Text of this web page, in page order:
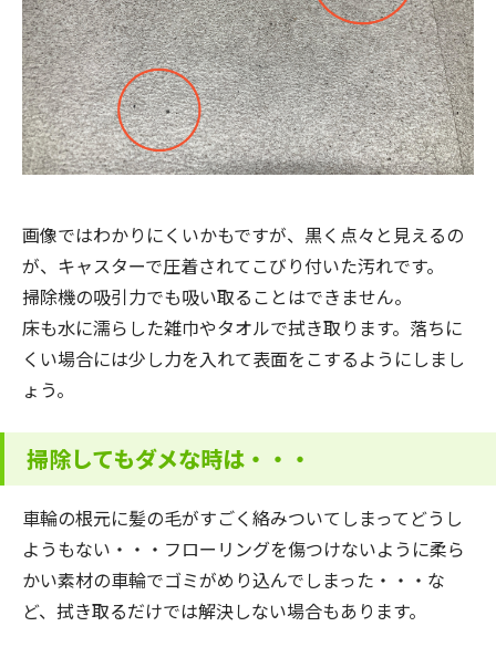
画像ではわかりにくいかもですが、黒く点々と見えるの
が、キャスターで圧着されてこびり付いた汚れです。
掃除機の吸引力でも吸い取ることはできません。
床も水に濡らした雑巾やタオルで拭き取ります。落ちに
くい場合には少し力を入れて表面をこするようにしまし
ょう。
掃除してもダメな時は・・・
車輪の根元に髪の毛がすごく絡みついてしまってどうし
ようもない・・・フローリングを傷つけないように柔ら
かい素材の車輪でゴミがめり込んでしまった・・・な
ど、拭き取るだけでは解決しない場合もあります。